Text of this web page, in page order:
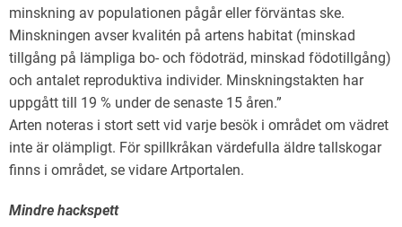
minskning av populationen pågår eller förväntas ske.
Minskningen avser kvalitén på artens habitat (minskad
tillgång på lämpliga bo- och födoträd, minskad födotillgång)
och antalet reproduktiva individer. Minskningstakten har
uppgått till 19 % under de senaste 15 åren.”
Arten noteras i stort sett vid varje besök i området om vädret
inte är olämpligt. För spillkråkan värdefulla äldre tallskogar
finns i området, se vidare Artportalen.
Mindre hackspett